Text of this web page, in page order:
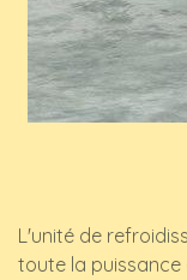
L'unité de
toute la